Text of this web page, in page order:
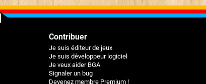
Contribuer
Je suis éditeur de jeux
Je suis développeur logiciel
Je veux aider BGA
Signaler un bug
Devenez membre Premium !